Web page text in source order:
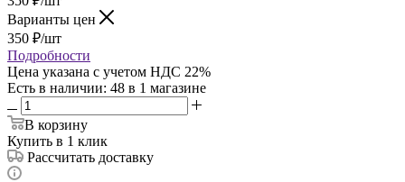
Варианты цен
350 ₽/шт
Подробности
Цена указана с учетом НДС 22%
Есть в наличии: 48 в 1 магазине
В корзину
Купить в 1 клик
Рассчитать доставку